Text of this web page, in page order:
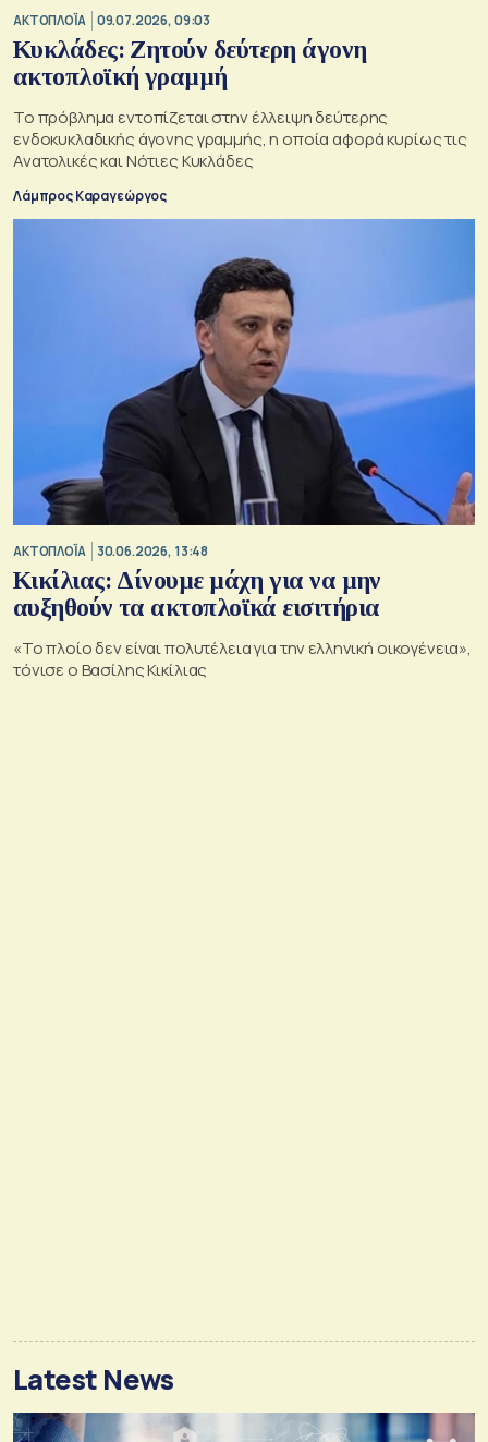
ΑΚΤΟΠΛΟΪΑ 09.07.2026, 09:03
Κυκλάδες: Ζητούν δεύτερη άγονη
ακτοπλοϊκή γραμμή
Το πρόβλημα εντοπίζεται στην έλλειψη δεύτερης
ενδοκυκλαδικής άγονης γραμμής, η οποία αφορά κυρίως τις
Ανατολικές και Νότιες Κυκλάδες
Λάμπρος Καραγεώργος
ΑΚΤΟΠΛΟΪΑ 30.06.2026, 13:48
Κικίλιας: Δίνουμε μάχη για να μην
αυξηθούν τα ακτοπλοϊκά εισιτήρια
«Το πλοίο δεν είναι πολυτέλεια για την ελληνική οικογένεια»,
τόνισε ο Βασίλης Κικίλιας
Latest News